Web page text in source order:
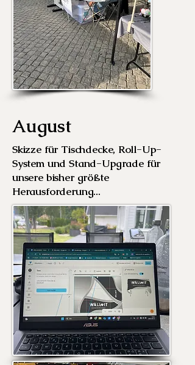
August
Skizze für Tischdecke, Roll-Up-
System und Stand-Upgrade für
unsere bisher größte
Herausforderung...